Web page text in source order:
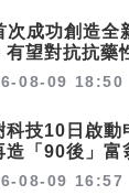
次成功創造
有望對抗抗藥
08-09 18:50
科技10日啟
造「90後」富
08-09 16:57